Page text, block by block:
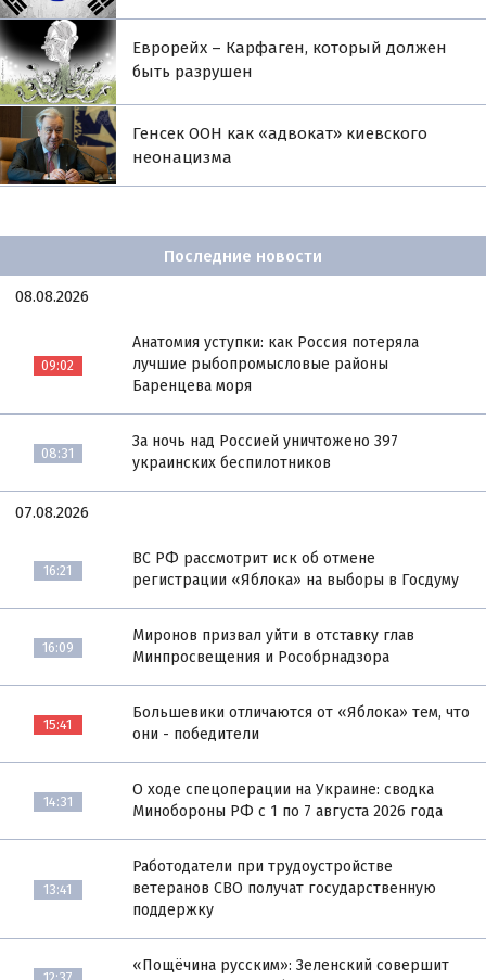
Еврорейх – Карфаген, который должен
быть разрушен
Генсек ООН как «адвокат» киевского
неонацизма
Последние новости
08.08.2026
09:02
Анатомия уступки: как Россия потеряла
лучшие рыбопромысловые районы
Баренцева моря
08:31
За ночь над Россией уничтожено 397
украинских беспилотников
07.08.2026
16:21
ВС РФ рассмотрит иск об отмене
регистрации «Яблока» на выборы в Госдуму
16:09
Миронов призвал уйти в отставку глав
Минпросвещения и Рособрнадзора
15:41
Большевики отличаются от «Яблока» тем, что
они - победители
14:31
О ходе спецоперации на Украине: сводка
Минобороны РФ с 1 по 7 августа 2026 года
13:41
Работодатели при трудоустройстве
ветеранов СВО получат государственную
поддержку
«Пощёчина русским»: Зеленский совершит